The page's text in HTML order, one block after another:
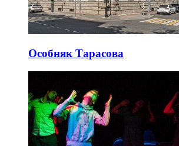
Особняк Тарасова